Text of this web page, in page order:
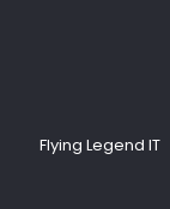
Flying Legend IT